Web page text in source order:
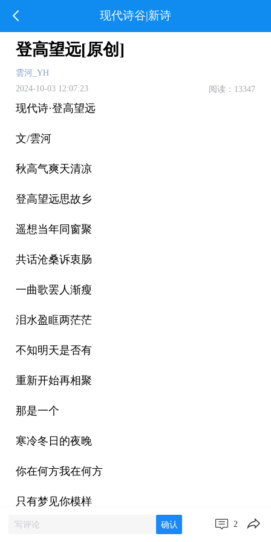
现代诗谷|新诗
登高望远[原创]
雲河_YH
2024-10-03 12:07:23
阅读：13347
现代诗·登高望远
文/雲河
秋高气爽天清凉
登高望远思故乡
遥想当年同窗聚
共话沧桑诉衷肠
一曲歌罢人渐瘦
泪水盈眶两茫茫
不知明天是否有
重新开始再相聚
那是一个
寒冷冬日的夜晚
你在何方我在何方
只有梦见你模样
确认 2